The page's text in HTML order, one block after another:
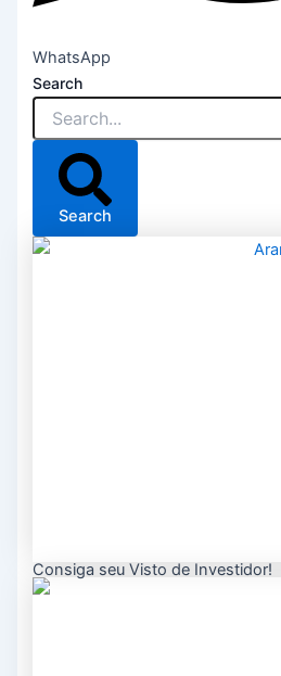
WhatsApp
Search
Search
Consiga seu Visto de Investidor!